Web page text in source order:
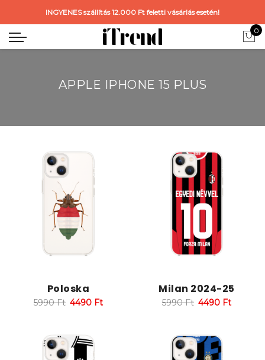
INGYENES szállítás 12.000 Ft feletti vásárlás esetén!
0
APPLE IPHONE 15 PLUS
Poloska
5990Ft 4490 Ft
Milan 2024-25
5990Ft 4490 Ft